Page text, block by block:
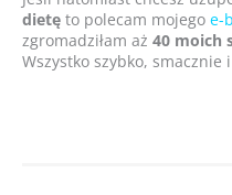
dietę to polecam mojego e-
zgromadziłam aż 40 moich
Wszystko szybko, smacznie